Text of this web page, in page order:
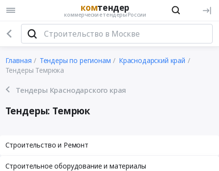
комтендер
коммерческие тендеры России
Главная Тендеры по регионам
Краснодарский край
Тендеры Темрюка
Тендеры Краснодарского края
Тендеры: Темрюк
Строительство и Ремонт
Строительное оборудование и материалы